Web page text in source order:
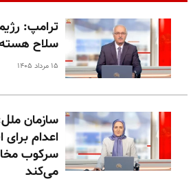
ترامپ:
سلاح
۱۵ مرداد ۱۴۰۵
سازمان
اعدام
سرکوب
می‌کند